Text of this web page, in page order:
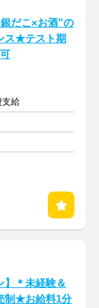
だこ×お酒”の
ス★テスト期
支給
】＊未経験＆
制★お給料1分